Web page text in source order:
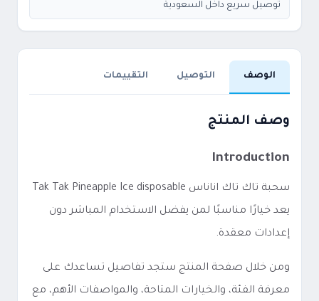
توصيل سريع داخل السعودية
الوصف التوصيل التقييمات
وصف المنتج
Introduction
سحبة تاك تاك اناناس Tak Tak Pineapple Ice disposable
يعد خيارًا مناسبًا لمن يفضل الاستخدام المباشر دون
إعدادات معقدة.
ومن خلال صفحة المنتج ستجد تفاصيل تساعدك على
معرفة الفئة، والخيارات المتاحة، والمواصفات الأهم، مع